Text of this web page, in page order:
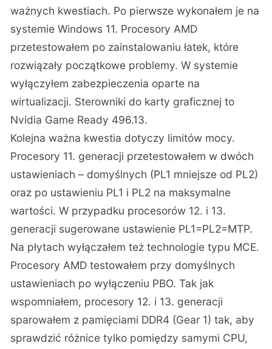
ważnych kwestiach. Po pierwsze wykonałem je na
systemie Windows 11. Procesory AMD
przetestowałem po zainstalowaniułatek, które
rozwiązały początkowe problemy. W systemie
wyłączyłem zabezpieczenia oparte na
wirtualizacji. Sterowniki do karty graficznej to
Nvidia Game Ready 496.13.
Kolejna ważna kwestia dotyczy limitów mocy.
Procesory 11. generacji przetestowałem w dwóch
ustawieniach – domyślnych (PL1 mniejsze od PL2)
oraz po ustawieniu PL1 i PL2 na maksymalne
wartości. W przypadku procesorów 12. i 13.
generacji sugerowane ustawienie PL1=PL2=MTP.
Na płytach wyłączałem też technologie typu MCE.
Procesory AMD testowałem przy domyślnych
ustawieniach po wyłączeniu PBO. Tak jak
wspomniałem, procesory 12. i 13. generacji
sparowałem z pamięciami DDR4 (Gear 1) tak, aby
sprawdzić różnice tylko pomiędzy samymi CPU,